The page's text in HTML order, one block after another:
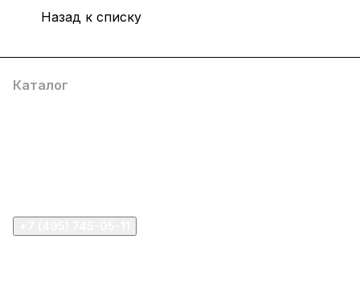
Назад к списку
Каталог